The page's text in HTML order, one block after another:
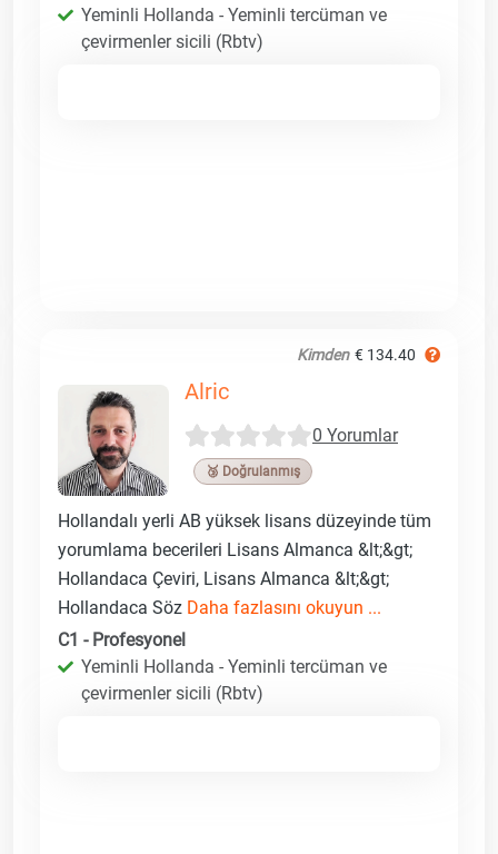
Yeminli Hollanda - Yeminli tercüman ve
çevirmenler sicili (Rbtv)
Kimden € 134.40
Alric
0 Yorumlar
🥉 Doğrulanmış
Hollandalı yerli AB yüksek lisans düzeyinde tüm
yorumlama becerileri Lisans Almanca &lt;&gt;
Hollandaca Çeviri, Lisans Almanca &lt;&gt;
Hollandaca Söz Daha fazlasını okuyun ...
C1 - Profesyonel
Yeminli Hollanda - Yeminli tercüman ve
çevirmenler sicili (Rbtv)